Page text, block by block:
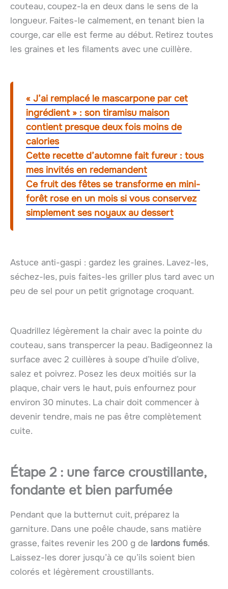
couteau, coupez-la en deux dans le sens de la
longueur. Faites-le calmement, en tenant bien la
courge, car elle est ferme au début. Retirez toutes
les graines et les filaments avec une cuillère.
« J’ai remplacé le mascarpone par cet
ingrédient » : son tiramisu maison
contient presque deux fois moins de
calories
Cette recette d’automne fait fureur : tous
mes invités en redemandent
Ce fruit des fêtes se transforme en mini-
forêt rose en un mois si vous conservez
simplement ses noyaux au dessert
Astuce anti-gaspi : gardez les graines. Lavez-les,
séchez-les, puis faites-les griller plus tard avec un
peu de sel pour un petit grignotage croquant.
Quadrillez légèrement la chair avec la pointe du
couteau, sans transpercer la peau. Badigeonnez la
surface avec 2 cuillères à soupe d’huile d’olive,
salez et poivrez. Posez les deux moitiés sur la
plaque, chair vers le haut, puis enfournez pour
environ 30 minutes. La chair doit commencer à
devenir tendre, mais ne pas être complètement
cuite.
Étape 2 : une farce croustillante,
fondante et bien parfumée
Pendant que la butternut cuit, préparez la
garniture. Dans une poêle chaude, sans matière
grasse, faites revenir les 200 g de lardons fumés.
Laissez-les dorer jusqu’à ce qu’ils soient bien
colorés et légèrement croustillants.